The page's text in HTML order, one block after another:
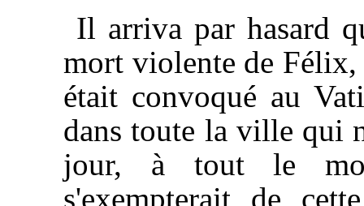
Il arriva par hasard
mort violente de
était convoqué au
dans toute la ville qui
jour, à tout le
s'exempterait de